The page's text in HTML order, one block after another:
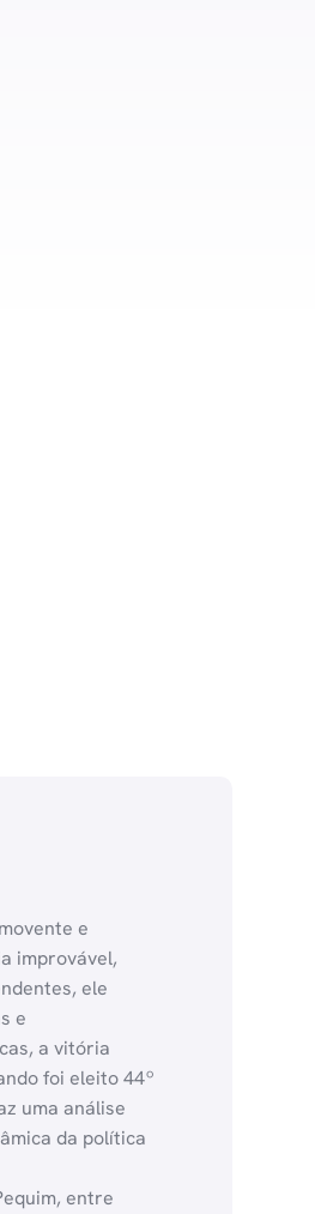
e
improvável,
ele
e
a vitória
foi eleito 44º
uma análise
da política
entre